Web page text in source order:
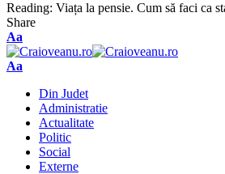
Reading: Viața la pensie. Cum să faci ca
Share
Aa
Aa
Din Judet
Administratie
Actualitate
Politic
Social
Externe